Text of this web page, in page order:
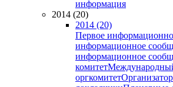
информация
2014 (20)
2014 (20)
Первое
информационное
информационное
комитет
оргкомитет